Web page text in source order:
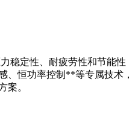
稳定性、耐疲劳性和节能性
恒功率控制**等专属技术，
案。